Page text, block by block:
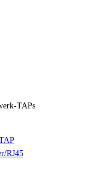
TAPs
RJ45